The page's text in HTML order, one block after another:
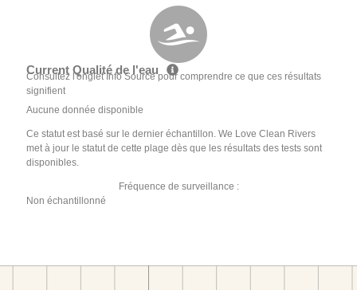
Current Qualité de l'eau
Consultez l'onglet Info Source pour comprendre ce que ces résultats
signifient
Aucune donnée disponible
Ce statut est basé sur le dernier échantillon. We Love Clean Rivers
met à jour le statut de cette plage dès que les résultats des tests sont
disponibles.
Fréquence de surveillance :
Non échantillonné